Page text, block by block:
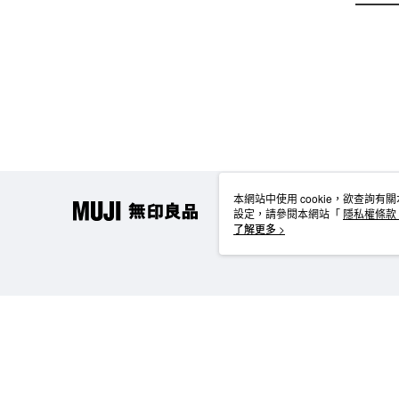
本網站中使用 cookie，欲查詢有
設定，請參閱本網站「 隱私權條款
使用 cookie。
了解更多 >